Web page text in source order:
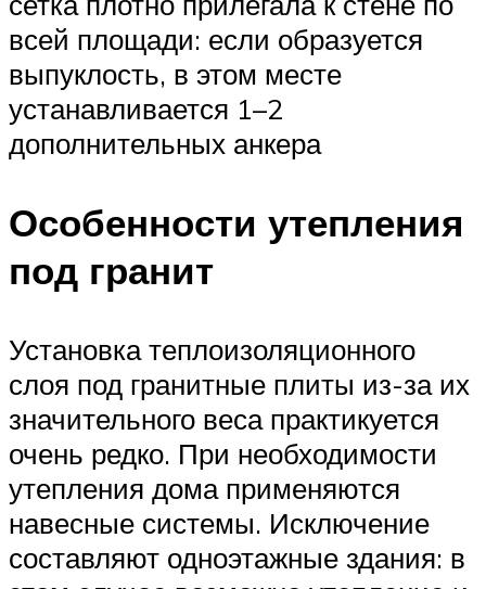
всей площади: если образуется
выпуклость, в этом месте
устанавливается 1–2
дополнительных анкера
Особенности утепления
под гранит
Установка теплоизоляционного
слоя под гранитные плиты из-за их
значительного веса практикуется
очень редко. При необходимости
утепления дома применяются
навесные системы. Исключение
составляют одноэтажные здания: в